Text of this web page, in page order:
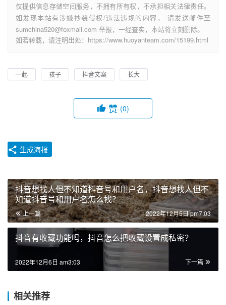
仅提供信息存储空间服务，不拥有所有权，不承担相关法律责任。
如发现本站有涉嫌抄袭侵权/违法违规的内容， 请发送邮件至
sumchina520@foxmail.com 举报，一经查实，本站将立刻删除。
如若转载，请注明出处：https://www.huoyanteam.com/15199.html
一起 孩子 抖音文案 长大
赞 (0)
生成海报
抖音想找人但不知道抖音号和用户名，抖音想找人但不
知道抖音号和用户名怎么找？
上一篇 2022年12月5日 pm7:03
抖音有收藏功能吗，抖音怎么把收藏设置成私密？
下一篇
2022年12月6日 am3:03
相关推荐